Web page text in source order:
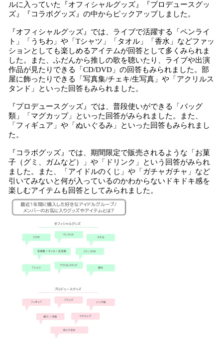
ルに入っていた『オフィシャルグッズ』『プロデュースグッ
ズ』『コラボグッズ』の中からピックアップしました。
『オフィシャルグッズ』では、ライブで活躍する「ペンライ
ト」「うちわ」や「Tシャツ」「タオル」「香水」などファッ
ションとしても楽しめるアイテムが回答として多くみられま
した。また、ふだんから推しの歌を聴いたり、ライブや出演
作品が見たりできる「CD/DVD」の回答もみられました。部
屋に飾ったりできる「写真集/チェキ/生写真」や「アクリルス
タンド」といった回答もみられました。
『プロデュースグッズ』では、普段使いができる「バッグ
類」「マグカップ」といった回答がみられました。また、
「フィギュア」や「ぬいぐるみ」といった回答もみられまし
た。
『コラボグッズ』では、期間限定で販売されるような「お菓
子（グミ、ガムなど）」や「ドリンク」という回答がみられ
ました。また、「アイドルのくじ」や「ガチャガチャ」など
引いてみないと何が入っているのかわからないドキドキ感を
楽しむアイテムも回答としてみられました。